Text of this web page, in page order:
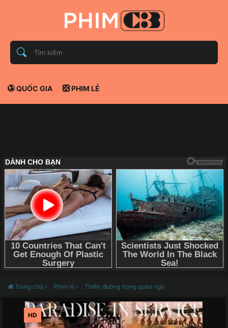
QUỐC GIA PHIM LẺ
Trang chủ Phim lẻ Thiên đường trong quân ngũ
HD